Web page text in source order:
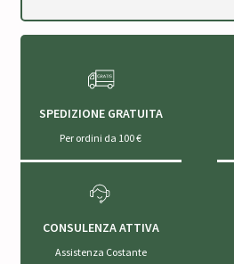
SPEDIZIONE GRATUITA
Per ordini da 100 €
CONSULENZA ATTIVA
Assistenza Costante